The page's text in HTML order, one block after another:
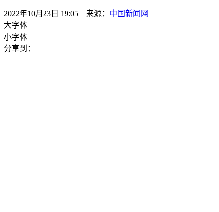
2022年10月23日 19:05 来源： 中国新闻网
大字体
小字体
分享到：